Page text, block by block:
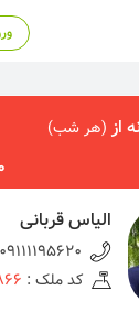
از(هر شب)
الیاس قربانی
09111195620
کد ملک :